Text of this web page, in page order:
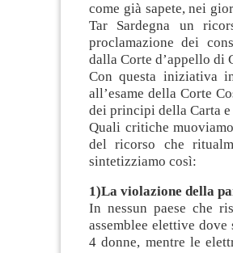
come già sapete, nei
Tar Sardegna un
proclamazione dei
dalla Corte d’appello di
Con questa iniziativa
all’esame della Corte
dei principi della Carta
Quali critiche
del ricorso che
sintetizziamo così:
1)La violazione della
In nessun paese che
assemblee elettive
4 donne, mentre le